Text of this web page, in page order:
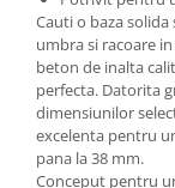
Cauti o baza
umbra si racoare
beton de inalta
perfecta. Datorita
dimensiunilor
excelenta pentru
pana la 38 mm.
Conceput pentru